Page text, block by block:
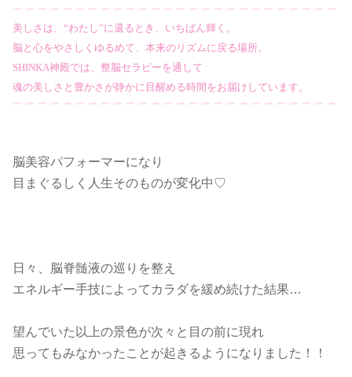
美しさは、“わたし”に還るとき、いちばん輝く。
脳と心をやさしくゆるめて、本来のリズムに戻る場所。
SHINKA神殿では、整脳セラピーを通して
魂の美しさと豊かさが静かに 目醒める時間をお届けしています。
脳美容パフォーマーになり
目まぐるしく人生そのものが変化中♡
日々、脳脊髄液の巡りを整え
エネルギー手技によってカラダを緩め続けた結果…
望んでいた以上の景色が次々と目の前に現れ
思ってもみなかったことが起きるようになりました！！